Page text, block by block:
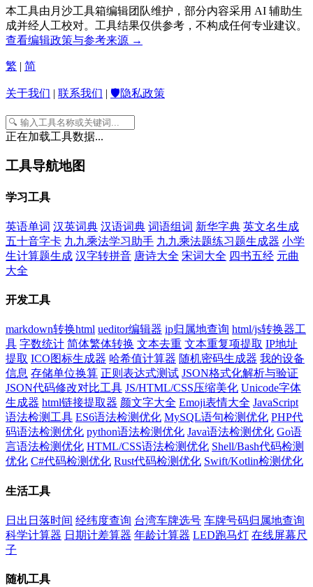
本工具由月沙工具箱编辑团队维护，部分内容采用 AI 辅助生
成并经人工校对。工具结果仅供参考，不构成任何专业建议。
查看编辑政策与参考来源 →
繁 | 简
关于我们 | 联系我们 | 🛡️隐私政策
正在加载工具数据...
工具导航地图
学习工具
英语单词 汉英词典 汉语词典 词语组词 新华字典 英文名生成
五十音字卡 九九乘法学习助手 九九乘法题练习题生成器 小学
生计算题生成 汉字转拼音 唐诗大全 宋词大全 四书五经 元曲
大全
开发工具
markdown转换html ueditor编辑器 ip归属地查询 html/js转换器工
具 字数统计 简体繁体转换 文本去重 文本重复项提取 IP地址
提取 ICO图标生成器 哈希值计算器 随机密码生成器 我的设备
信息 存储单位换算 正则表达式测试 JSON格式化解析与验证
JSON代码修改对比工具 JS/HTML/CSS压缩美化 Unicode字体
生成器 html链接提取器 颜文字大全 Emoji表情大全 JavaScript
语法检测工具 ES6语法检测优化 MySQL语句检测优化 PHP代
码语法检测优化 python语法检测优化 Java语法检测优化 Go语
言语法检测优化 HTML/CSS语法检测优化 Shell/Bash代码检测
优化 C#代码检测优化 Rust代码检测优化 Swift/Kotlin检测优化
生活工具
日出日落时间 经纬度查询 台湾车牌选号 车牌号码归属地查询
科学计算器 日期计差算器 年龄计算器 LED跑马灯 在线屏幕尺
子
随机工具